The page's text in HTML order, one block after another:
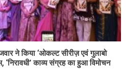
ने किया ‘ओकल्ट सीरीज़ एवं गुलाबो
‘निरावधी’ काव्य संग्रह का हुआ विमोचन